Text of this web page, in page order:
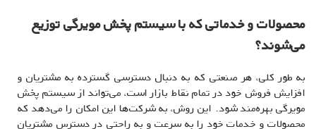
محصولات و خدماتی که با سیستم پخش مویرگی توزیع
می‌شوند؟
به طور کلی، هر صنعتی که به دنبال دسترسی گسترده به مشتریان و
افزایش فروش خود در تمام نقاط بازار است، می‌تواند از سیستم پخش
مویرگی بهره‌مند شود. این روش، به شرکت‌ها این امکان را می‌دهد که
محصولات و خدمات خود را به سرعت و به راحتی در دسترس مشتریان